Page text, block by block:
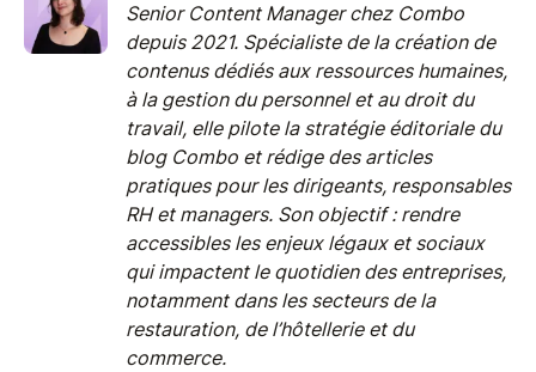
Senior Content Manager chez Combo
depuis 2021. Spécialiste de la création de
contenus dédiés aux ressources humaines,
à la gestion du personnel et au droit du
travail, elle pilote la stratégie éditoriale du
blog Combo et rédige des articles
pratiques pour les dirigeants, responsables
RH et managers. Son objectif : rendre
accessibles les enjeux légaux et sociaux
qui impactent le quotidien des entreprises,
notamment dans les secteurs de la
restauration, de l’hôtellerie et du
commerce.